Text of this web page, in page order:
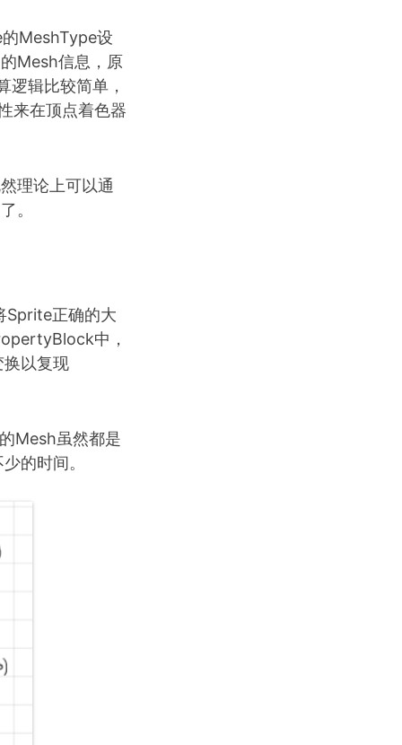
MeshType设
Mesh信息，原
辑比较简单，
来在顶点着色器
理论上可以通
。
Sprite正确的大
中，
换以复现
Mesh虽然都是
的时间。